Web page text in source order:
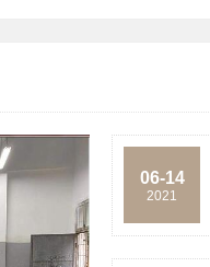
06-14
2021